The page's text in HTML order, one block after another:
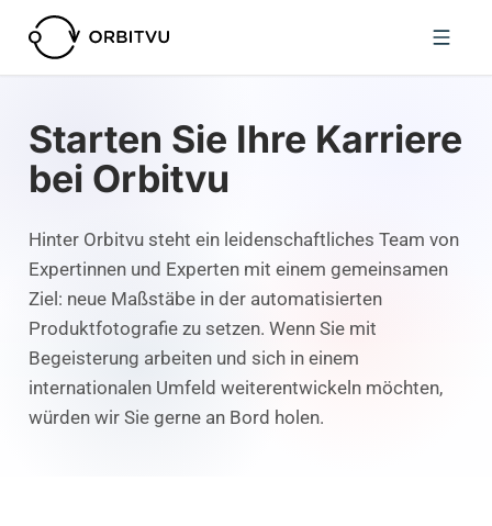
Starten Sie Ihre Karriere
bei Orbitvu
Hinter Orbitvu steht ein leidenschaftliches Team von
Expertinnen und Experten mit einem gemeinsamen
Ziel: neue Maßstäbe in der automatisierten
Produktfotografie zu setzen. Wenn Sie mit
Begeisterung arbeiten und sich in einem
internationalen Umfeld weiterentwickeln möchten,
würden wir Sie gerne an Bord holen.